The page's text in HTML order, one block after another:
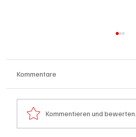
Kommentare
Kommentieren und bewerten...